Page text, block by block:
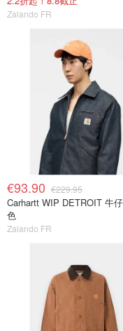
Zalando FR
€93.90 €229.95
Carhartt WIP DETROIT 牛
色
Zalando FR